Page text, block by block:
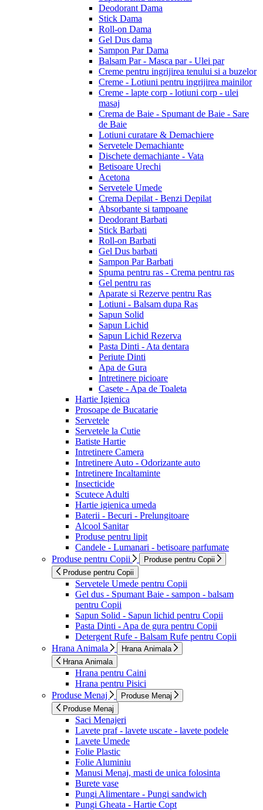
Deodorant Dama
Stick Dama
Roll-on Dama
Gel Dus dama
Sampon Par Dama
Balsam Par - Masca par - Ulei par
Creme pentru ingrijirea tenului si a buzelor
Creme - Lotiuni pentru ingrijirea mainilor
Creme - lapte corp - lotiuni corp - ulei
masaj
Crema de Baie - Spumant de Baie - Sare
de Baie
Lotiuni curatare & Demachiere
Servetele Demachiante
Dischete demachiante - Vata
Betisoare Urechi
Acetona
Servetele Umede
Crema Depilat - Benzi Depilat
Absorbante si tampoane
Deodorant Barbati
Stick Barbati
Roll-on Barbati
Gel Dus barbati
Sampon Par Barbati
Spuma pentru ras - Crema pentru ras
Gel pentru ras
Aparate si Rezerve pentru Ras
Lotiuni - Balsam dupa Ras
Sapun Solid
Sapun Lichid
Sapun Lichid Rezerva
Pasta Dinti - Ata dentara
Periute Dinti
Apa de Gura
Intretinere picioare
Casete - Apa de Toaleta
Hartie Igienica
Prosoape de Bucatarie
Servetele
Servetele la Cutie
Batiste Hartie
Intretinere Camera
Intretinere Auto - Odorizante auto
Intretinere Incaltaminte
Insecticide
Scutece Adulti
Hartie igienica umeda
Baterii - Becuri - Prelungitoare
Alcool Sanitar
Produse pentru lipit
Candele - Lumanari - betisoare parfumate
Produse pentru Copii
Produse pentru Copii
Produse pentru Copii
Servetele Umede pentru Copii
Gel dus - Spumant Baie - sampon - balsam
pentru Copii
Sapun Solid - Sapun lichid pentru Copii
Pasta Dinti - Apa de gura pentru Copii
Detergent Rufe - Balsam Rufe pentru Copii
Hrana Animala
Hrana Animala
Hrana Animala
Hrana pentru Caini
Hrana pentru Pisici
Produse Menaj
Produse Menaj
Produse Menaj
Saci Menajeri
Lavete praf - lavete uscate - lavete podele
Lavete Umede
Folie Plastic
Folie Aluminiu
Manusi Menaj, masti de unica folosinta
Burete vase
Pungi Alimentare - Pungi sandwich
Pungi Gheata - Hartie Copt